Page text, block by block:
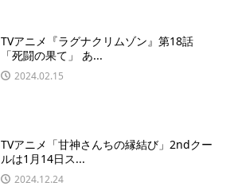
TVアニメ『ラグナクリムゾン』第18話
「死闘の果て」 あ...
2024.02.15
TVアニメ「甘神さんちの縁結び」2ndクー
ルは1月14日ス...
2024.12.24